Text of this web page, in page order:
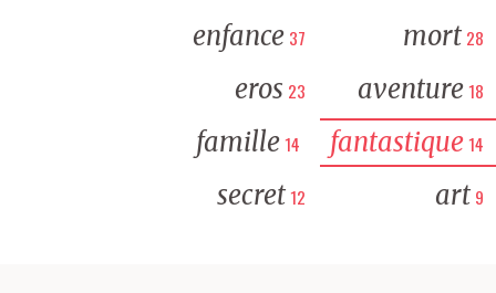
enfance 37 mort 28
eros 23 aventure 18
famille 14 fantastique 14
secret 12 art 9